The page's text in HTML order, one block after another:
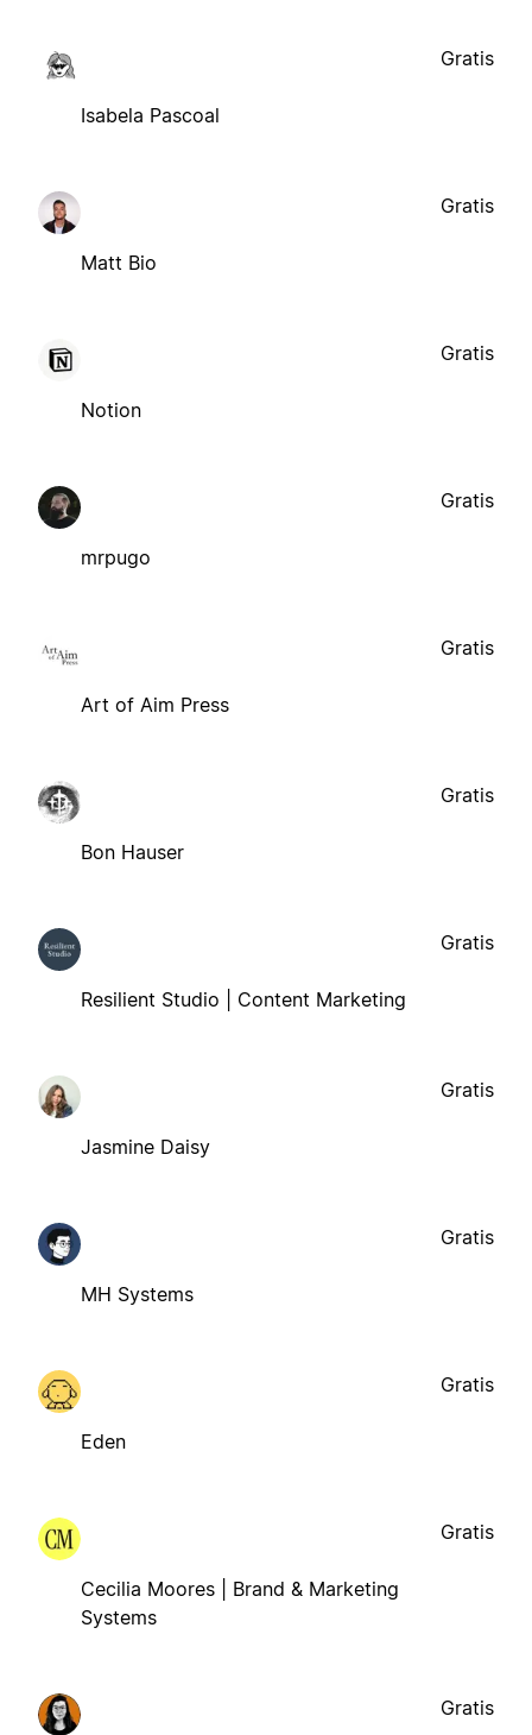
Isabela Pascoal
Gratis
Matt Bio
Gratis
Notion
Gratis
mrpugo
Gratis
Art of Aim Press
Gratis
Bon Hauser
Gratis
Resilient Studio | Content Marketing
Gratis
Jasmine Daisy
Gratis
MH Systems
Gratis
Eden
Gratis
Cecilia Moores | Brand & Marketing
Systems
Gratis
Gratis